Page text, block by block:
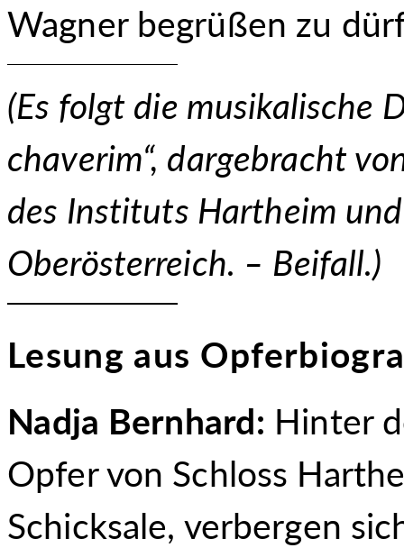
Wagner begrüßen zu
(Es folgt die musikalische
chaverim“, dargebracht
des Instituts Hartheim
Oberösterreich. – Beifall.)
Lesung aus
Nadja Bernhard: Hinter
Opfer von Schloss
Schicksale, verbergen